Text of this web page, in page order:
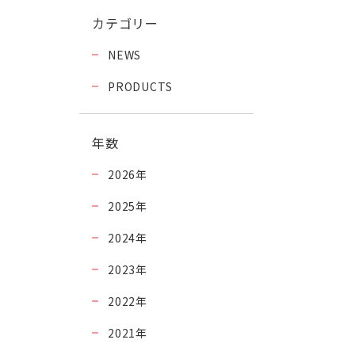
カテゴリー
NEWS
PRODUCTS
年数
2026年
2025年
2024年
2023年
2022年
2021年